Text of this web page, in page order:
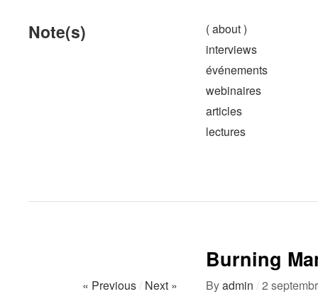
Note(s)
( about )
interviews
événements
webinaires
articles
lectures
Burning
« Previous/ Next » Byadmin /2